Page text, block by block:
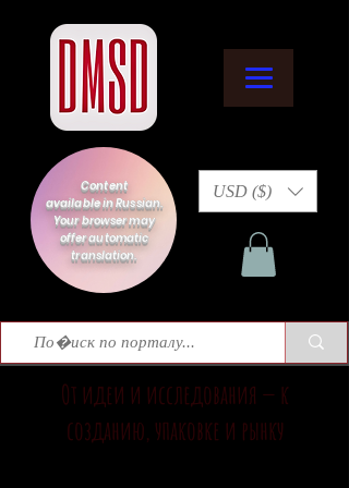
Content
available in Russian.
Your browser may
offer automatic
translation.
USD ($)
От идеи и исследования — к
созданию, упаковке и рынку